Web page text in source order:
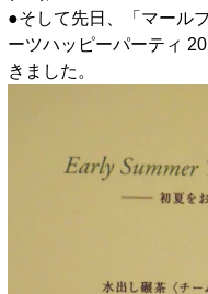
●そして先日、「マール
ーツハッピーパーティ
きました。